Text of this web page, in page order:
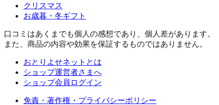
クリスマス
お歳暮・冬ギフト
口コミはあくまでも個人の感想であり、個人差があります。
また、商品の内容や効果を保証するものではありません。
おとりよせネットとは
ショップ運営者さまへ
ショップ会員ログイン
免責・著作権・プライバシーポリシー